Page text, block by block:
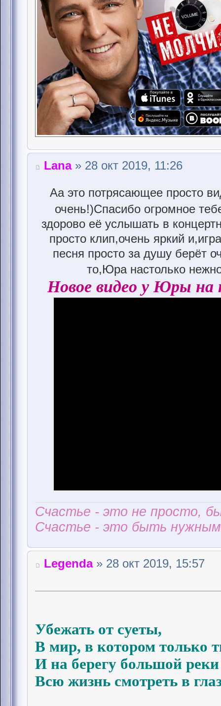
Lana» 28 окт 2019, 11:26
Аа это потрясающее просто
очень!)Спасибо огромное
здорово её услышать в
просто клип,очень яркий
песня просто за душу берёт
то,Юра настолько
Новое видео у Юры на
Счастье - это не просто,
Счастье - это быть
Legenda» 28 окт 2019, 15:57
Убежать от суеты,
В мир, в котором только
И на берегу большой реки
Всю жизнь смотреть в